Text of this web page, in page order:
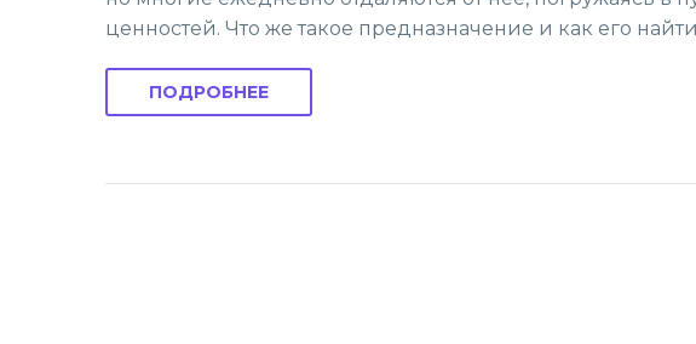
ценностей. Что же такое предназначение и как его
ПОДРОБНЕЕ